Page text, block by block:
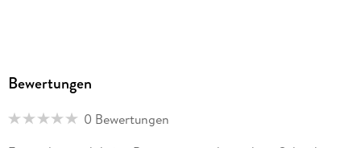
Bewertungen
0 Bewertungen